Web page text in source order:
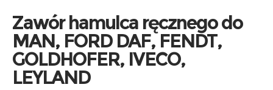
Zawór hamulca ręcznego do
MAN, FORD DAF, FENDT,
GOLDHOFER, IVECO,
LEYLAND